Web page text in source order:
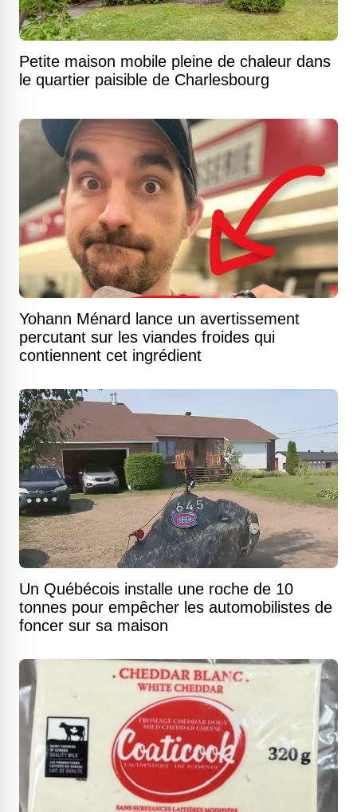
Petite maison mobile pleine de chaleur dans
le quartier paisible de Charlesbourg
Yohann Ménard lance un avertissement
percutant sur les viandes froides qui
contiennent cet ingrédient
Un Québécois installe une roche de 10
tonnes pour empêcher les automobilistes de
foncer sur sa maison